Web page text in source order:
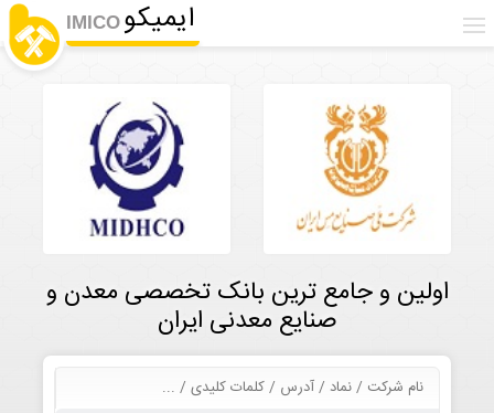
ایمیکو IMICO
اولین و جامع ترین بانک تخصصی معدن و
صنایع معدنی ایران